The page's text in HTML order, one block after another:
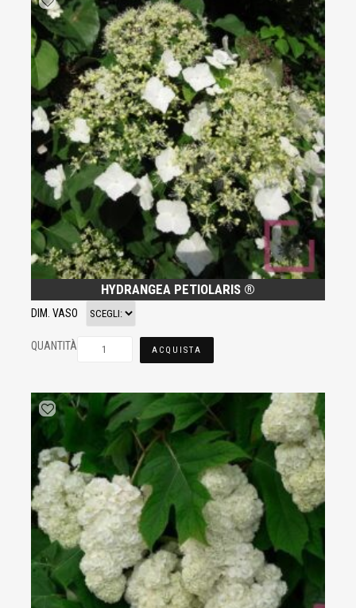
HYDRANGEA PETIOLARIS ®
DIM. VASO
QUANTITÀ ACQUISTA